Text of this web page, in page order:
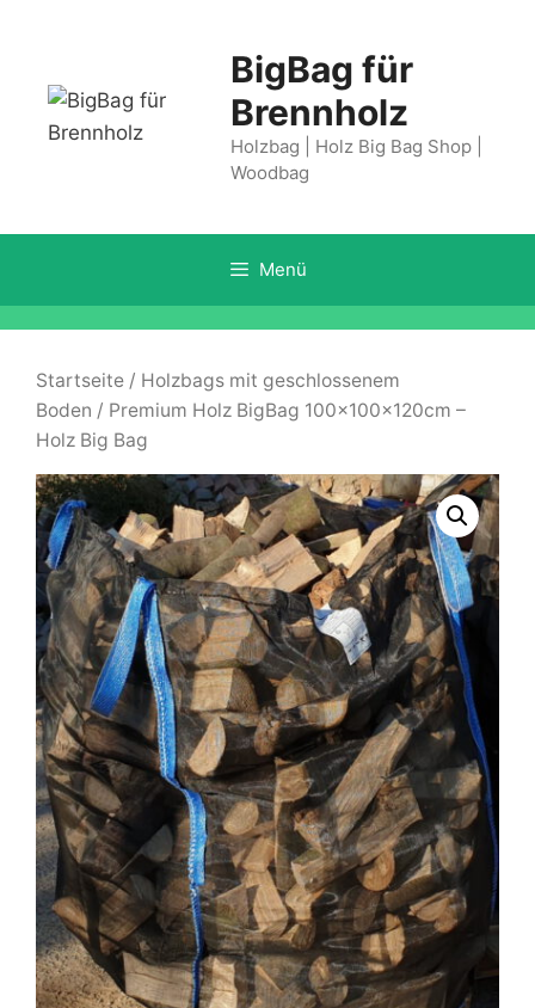
Inhalt
BigBag für
Brennholz
Holzbag | Holz Big Bag Shop |
Woodbag
Menü
Startseite / Holzbags mit geschlossenem
Boden / Premium Holz BigBag 100x100x120cm –
Holz Big Bag